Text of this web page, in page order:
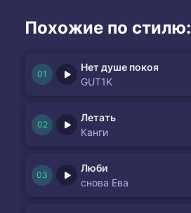
Похожие по стилю:
Нет душе покоя
GUT1K
Летать
Канги
Люби
снова Ева